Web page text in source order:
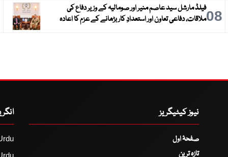
08فیلڈ مارشل سید عاصم منیر اور صومالیہ کے وزیر دفاع کی
ملاقات، دفاعی تعاون اور استعدادِ کار بڑھانے کے عزم کا اعادہ
نیوز کیٹیگریز
صفحۂ اول
تازہ ترین